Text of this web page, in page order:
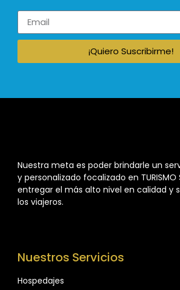
¡Quiero Suscribirme!
Nuestra meta es poder brindarle un
y personalizado focalizado en TURISMO
entregar el más alto nivel en calidad y
los viajeros.
Nuestros Servicios
Hospedajes